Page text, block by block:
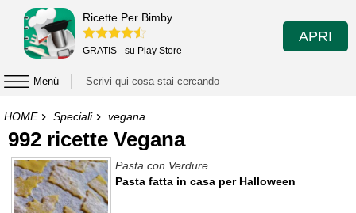
Ricette Per Bimby
GRATIS - su Play Store
APRI
Menù
HOME Speciali vegana
992 ricette Vegana
Pasta fatta in casa per Halloween
Pasta con Verdure